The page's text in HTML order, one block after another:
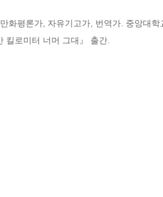
화평론가, 자유기고가, 번역가. 중앙대
킬로미터 너머 그대』 출간.